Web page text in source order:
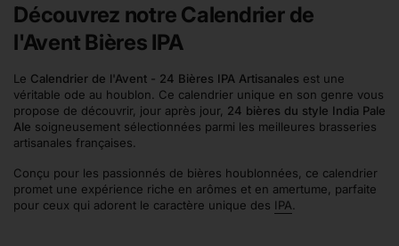
Découvrez notre Calendrier de
l'Avent Bières IPA
Le Calendrier de l'Avent - 24 Bières IPA Artisanales est une
véritable ode au houblon. Ce calendrier unique en son genre vous
propose de découvrir, jour après jour, 24 bières du style India Pale
Ale soigneusement sélectionnées parmi les meilleures brasseries
artisanales françaises.
Conçu pour les passionnés de bières houblonnées, ce calendrier
promet une expérience riche en arômes et en amertume, parfaite
pour ceux qui adorent le caractère unique des IPA